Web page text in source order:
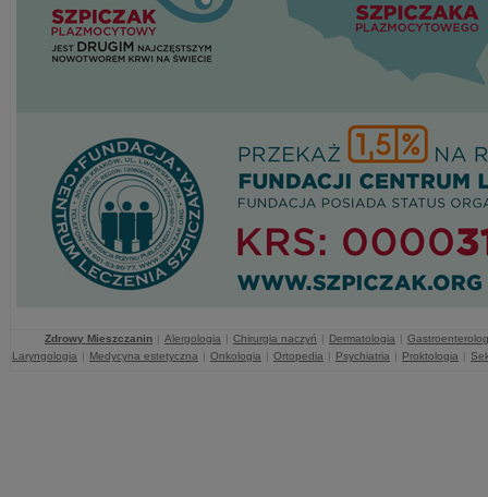
Zdrowy Mieszczanin | Alergologia | Chirurgia naczyń | Dermatologia |
Laryngologia | Medycyna estetyczna | Onkologia | Ortopedia | Psychiatria | Proktologia |